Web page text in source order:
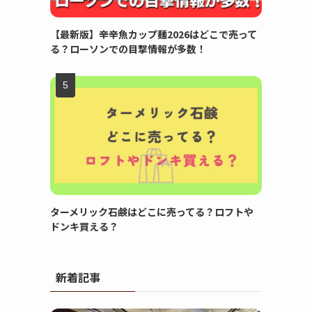
【最新版】辛辛魚カップ麺2026はどこで売って
る？ローソンでの目撃情報が多数！
ターメリック石鹸はどこに売ってる？ロフトや
ドンキ買える？
新着記事